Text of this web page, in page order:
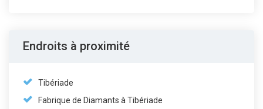
Endroits à proximité
Tibériade
Fabrique de Diamants à Tibériade